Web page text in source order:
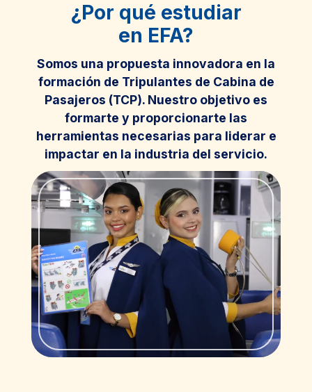
¿Por qué estudiar
en EFA?
Somos una propuesta innovadora en la
formación de Tripulantes de Cabina de
Pasajeros (TCP). Nuestro objetivo es
formarte y proporcionarte las
herramientas necesarias para liderar e
impactar en la industria del servicio.